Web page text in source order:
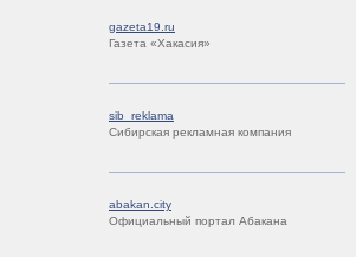
gazeta19.ru
Газета «Хакасия»
sib_reklama
Сибирская рекламная компания
abakan.city
Официальный портал Абакана